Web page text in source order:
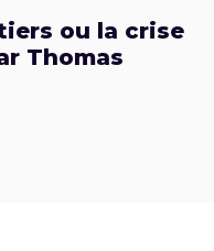
ou la crise
Thomas